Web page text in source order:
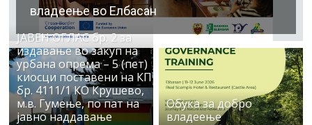
владеење во Елбасан
ЈАВЕН ОГЛАС бр. 2 за
издавање во закуп на
урбана опрема – 5 (пет)
киосци поставени на КП
бр. 4111/1 КО Крушево,
м.в. Гумење, по пат на
јавно наддавање
Обука за добро
владеење